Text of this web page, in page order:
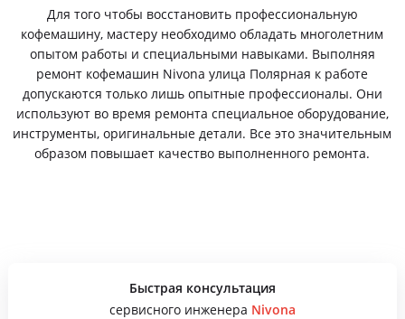
Для того чтобы восстановить профессиональную
кофемашину, мастеру необходимо обладать многолетним
опытом работы и специальными навыками. Выполняя
ремонт кофемашин Nivona улица Полярная к работе
допускаются только лишь опытные профессионалы. Они
используют во время ремонта специальное оборудование,
инструменты, оригинальные детали. Все это значительным
образом повышает качество выполненного ремонта.
Быстрая консультация
сервисного инженера Nivona